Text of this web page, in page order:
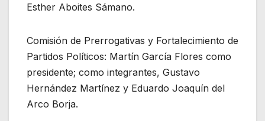
Esther Aboites Sámano.
Comisión de Prerrogativas y Fortalecimiento de
Partidos Políticos: Martín García Flores como
presidente; como integrantes, Gustavo
Hernández Martínez y Eduardo Joaquín del
Arco Borja.